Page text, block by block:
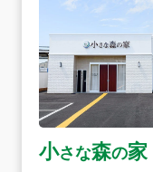
小さな森の家